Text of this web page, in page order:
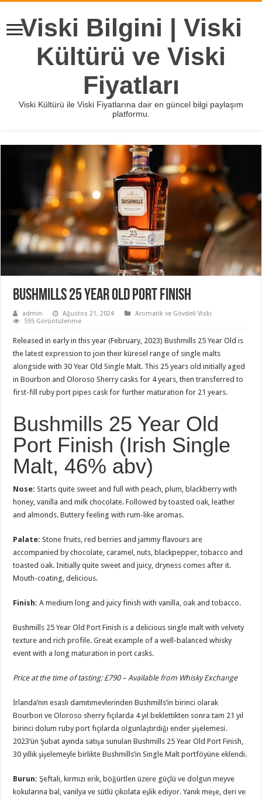
Viski Bilgini | Viski
Kültürü ve Viski
Fiyatları
Viski Kültürü ile Viski Fiyatlarına dair en güncel bilgi paylaşım
platformu.
Bushmills 25 Year Old Port Finish
admin Ağustos 21, 2024
Aromatik ve Gövdeli Viski
595 Görüntülenme
Released in early in this year (February, 2023) Bushmills 25 Year Old is
the latest expression to join their küresel range of single malts
alongside with 30 Year Old Single Malt. This 25 years old initially aged
in Bourbon and Oloroso Sherry casks for 4 years, then transferred to
first-fill ruby port pipes cask for further maturation for 21 years.
Bushmills 25 Year Old
Port Finish (Irish Single
Malt, 46% abv)
Nose: Starts quite sweet and full with peach, plum, blackberry with
honey, vanilla and milk chocolate. Followed by toasted oak, leather
and almonds. Buttery feeling with rum-like aromas.
Palate:Stone fruits, red berries and jammy flavours are
accompanied by chocolate, caramel, nuts, blackpepper, tobacco and
toasted oak. Initially quite sweet and juicy, dryness comes after it.
Mouth-coating, delicious.
Finish: A medium long and juicy finish with vanilla, oak and tobacco.
Bushmills 25 Year Old Port Finish is a delicious single malt with velvety
texture and rich profile. Great example of a well-balanced whisky
event with a long maturation in port casks.
Price at the time of tasting: £790 – Available from Whisky Exchange
İrlanda’nın esaslı damıtımevlerinden Bushmills’in birinci olarak
Bourbon ve Oloroso sherry fıçılarda 4 yıl beklettikten sonra tam 21 yıl
birinci dolum ruby port fıçılarda olgunlaştırdığı ender şişelemesi.
2023’ün Şubat ayında satışa sunulan Bushmills 25 Year Old Port Finish,
30 yıllık şişelemeyle birlikte Bushmills’in Single Malt portföyüne eklendi.
Burun: Şeftali, kırmızı erik, böğürtlen üzere güçlü ve dolgun meyve
kokularına bal, vanilya ve sütlü çikolata eşlik ediyor. Yanık meşe, deri ve